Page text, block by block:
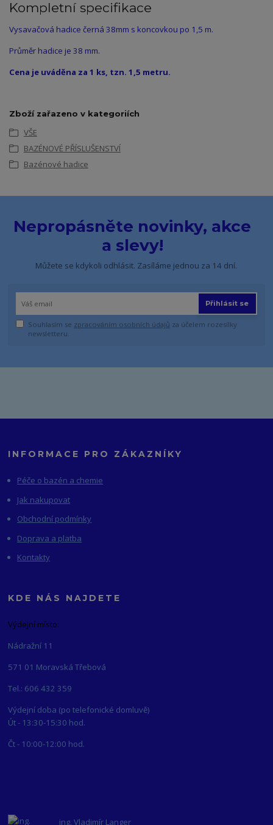
Kompletní specifikace
Vysavačová hadice černá 38mm s koncovkou po 1,5 m.
Průměr hadice je 38 mm.
Cena je uváděna za 1 ks, tzn. 1,5 metru.
Zboží zařazeno v kategoriích
VŠE
BAZÉNOVÉ PŘÍSLUŠENSTVÍ
Bazénové hadice
Nepropásněte novinky, akce
a slevy!
Můžete se kdykoli odhlásit. Zasíláme jednou za 14 dní.
Přihlásit se
Souhlasím se zpracováním osobních údajů za účelem rozesílky
newsletteru.
INFORMACE PRO ZÁKAZNÍKY
Péče o bazén a chemie
Jak nakupovat
Obchodní podmínky
Doprava a platba
Kontakty
KDE NÁS NAJDETE
Výdejní místo:
Nádražní 11
571 01 Moravská Třebová
Tel.: 606 432 359
Výdejní doba (po telefonické domluvě)
Út - 13:30-15:30 hod.
Čt - 10:00-12:00 hod.
ing. Vladimír Langer